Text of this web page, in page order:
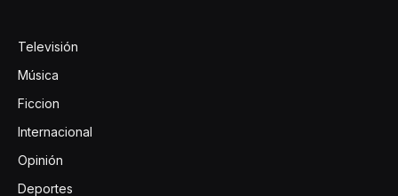
Televisión
Música
Ficcion
Internacional
Opinión
Deportes